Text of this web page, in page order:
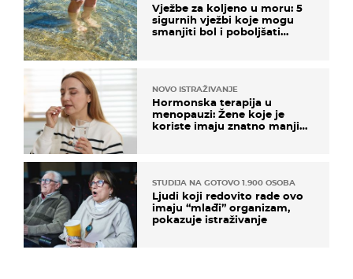
Vježbe za koljeno u moru: 5
sigurnih vježbi koje mogu
smanjiti bol i poboljšati
NOVO ISTRAŽIVANJE
Hormonska terapija u
menopauzi: Žene koje je
koriste imaju znatno manji
STUDIJA NA GOTOVO 1.900 OSOBA
Ljudi koji redovito rade ovo
imaju “mlađi” organizam,
pokazuje istraživanje